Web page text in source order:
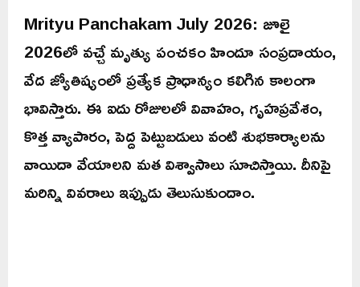
Mrityu Panchakam July 2026: జూలై
2026లో వచ్చే మృత్యు పంచకం హిందూ సంప్రదాయం,
వేద జ్యోతిష్యంలో ప్రత్యేక ప్రాధాన్యం కలిగిన కాలంగా
భావిస్తారు. ఈ ఐదు రోజులలో వివాహం, గృహప్రవేశం,
కొత్త వ్యాపారం, పెద్ద పెట్టుబడులు వంటి శుభకార్యాలను
వాయిదా వేయాలని మత విశ్వాసాలు సూచిస్తాయి. దీనిపై
మరిన్ని వివరాలు ఇప్పుడు తెలుసుకుందాం.